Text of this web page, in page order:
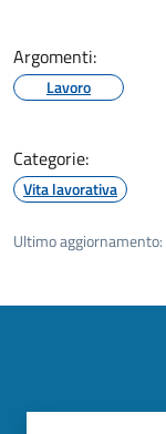
Argomenti:
Lavoro
Categorie:
Vita lavorativa
Ultimo aggiornamento: